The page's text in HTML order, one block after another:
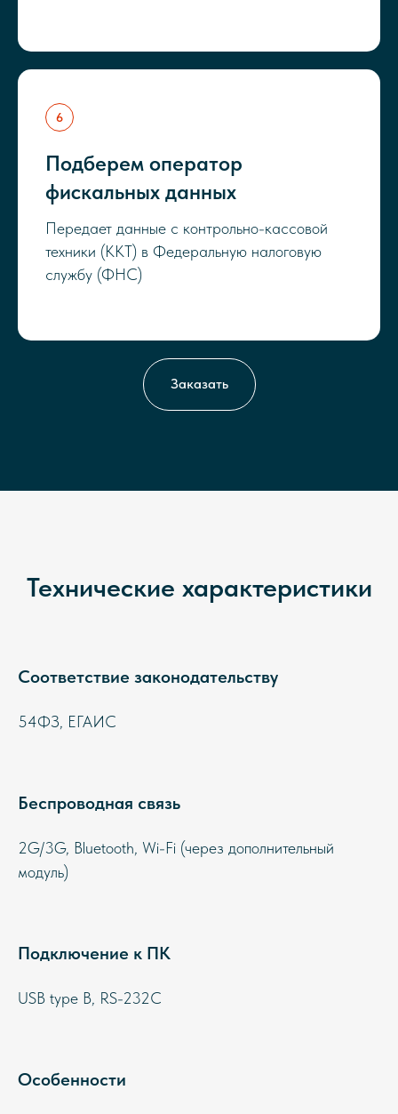
Подберем оператор
фискальных данных
Передает данные с контрольно-кассовой
техники (ККТ) в Федеральную налоговую
службу (ФНС)
Заказать
Технические характеристики
Соответствие законодательству
54ФЗ, ЕГАИС
Беспроводная связь
2G/3G, Bluetooth, Wi-Fi (через дополнительный
модуль)
Подключение к ПК
USB type B, RS-232C
Особенности